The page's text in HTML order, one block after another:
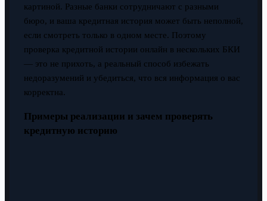
картиной. Разные банки сотрудничают с разными
бюро, и ваша кредитная история может быть неполной,
если смотреть только в одном месте. Поэтому
проверка кредитной истории онлайн в нескольких БКИ
— это не прихоть, а реальный способ избежать
недоразумений и убедиться, что вся информация о вас
корректна.
Примеры реализации и зачем проверять
кредитную историю